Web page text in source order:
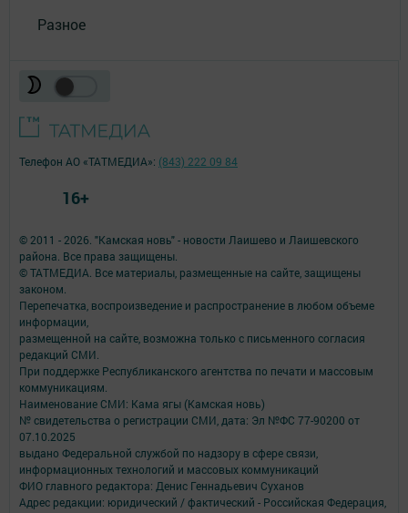
Разное
© 2011 - 2026. "Камская новь" - новости Лаишево и Лаишевского
района. Все права защищены.
© ТАТМЕДИА. Все материалы, размещенные на сайте, защищены
законом.
Перепечатка, воспроизведение и распространение в любом объеме
информации,
размещенной на сайте, возможна только с письменного согласия
редакций СМИ.
При поддержке Республиканского агентства по печати и массовым
коммуникациям.
Наименование СМИ: Кама ягы (Камская новь)
№ свидетельства о регистрации СМИ, дата: Эл №ФC 77-90200 от
07.10.2025
выдано Федеральной службой по надзору в сфере связи,
информационных технологий и массовых коммуникаций
ФИО главного редактора: Денис Геннадьевич Суханов
Адрес редакции: юридический / фактический - Российская Федерация,
Телефон АО «ТАТМЕДИА»: (843) 222 09 84
16+